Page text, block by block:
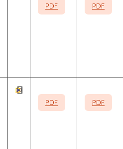
PDF PDF
PDF PDF